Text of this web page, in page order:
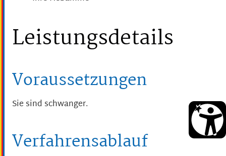
Leistungsdetails
Voraussetzungen
Sie sind schwanger.
Verfahrensablauf